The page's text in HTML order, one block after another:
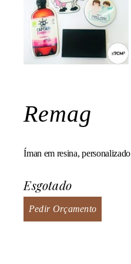
Remag
Íman em resina, personalizado
Esgotado
Pedir Orçamento